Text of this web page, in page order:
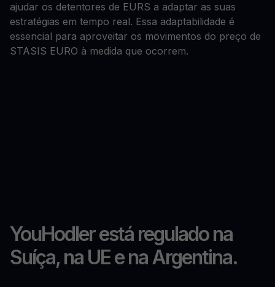
ajudar os detentores de EURS a adaptar as suas
estratégias em tempo real. Essa adaptabilidade é
essencial para aproveitar os movimentos do preço de
STASIS EURO à medida que ocorrem.
YouHodler está regulado na
Suíça, na UE e na Argentina.